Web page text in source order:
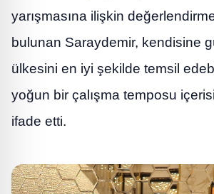
yarışmasına ilişkin
bulunan Saraydemir, kendisine
ülkesini en iyi şekilde temsil
yoğun bir çalışma temposu
ifade etti.